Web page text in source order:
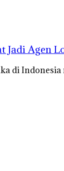
Jadi Agen
di